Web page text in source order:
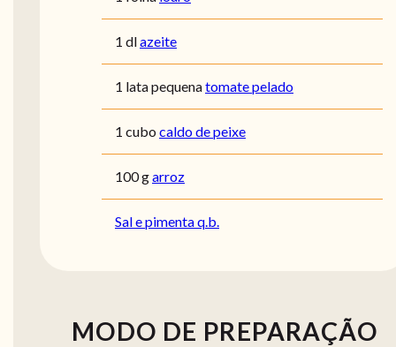
1 dlazeite
1 lata pequenatomate pelado
1 cubo caldo de peixe
100 garroz
Sal e pimenta q.b.
MODO DE PREPARAÇÃO